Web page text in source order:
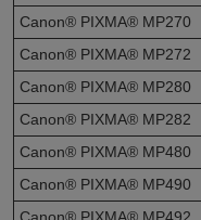
Canon® PIXMA® MP270
Canon® PIXMA® MP272
Canon® PIXMA® MP280
Canon® PIXMA® MP282
Canon® PIXMA® MP480
Canon® PIXMA® MP490
Canon® PIXMA® MP492